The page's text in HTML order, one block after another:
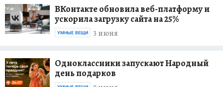
ВКонтакте обновила веб-платформу и
ускорила загрузку сайта на 25%
3 июня
УМНЫЕ ВЕЩИ
Одноклассники запускают Народный
день подарков